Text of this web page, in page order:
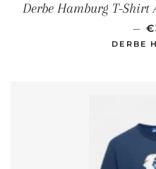
Derbe Hamburg T-Shirt
—
DERBE